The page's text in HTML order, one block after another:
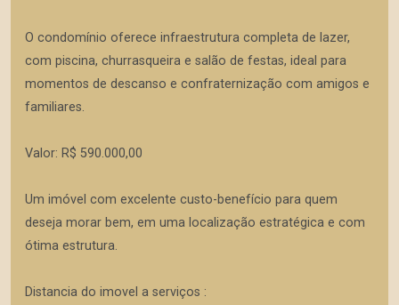
O condomínio oferece infraestrutura completa de lazer,
com piscina, churrasqueira e salão de festas, ideal para
momentos de descanso e confraternização com amigos e
familiares.
Valor: R$ 590.000,00
Um imóvel com excelente custo-benefício para quem
deseja morar bem, em uma localização estratégica e com
ótima estrutura.
Distancia do imovel a serviços :